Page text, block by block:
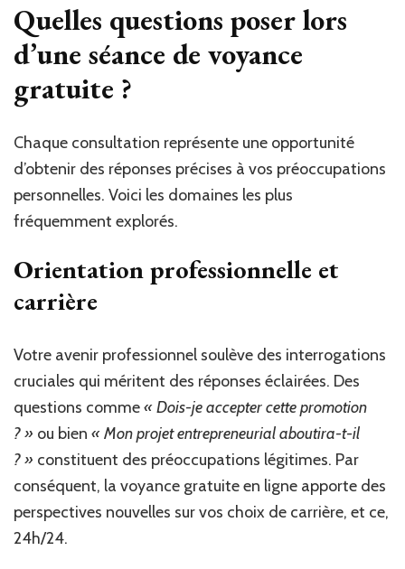
Quelles questions poser lors
d’une séance de voyance
gratuite ?
Chaque consultation représente une opportunité
d’obtenir des réponses précises à vos préoccupations
personnelles. Voici les domaines les plus
fréquemment explorés.
Orientation professionnelle et
carrière
Votre avenir professionnel soulève des interrogations
cruciales qui méritent des réponses éclairées. Des
questions comme« Dois-je accepter cette promotion
? » ou bien « Mon projet entrepreneurial aboutira-t-il
? » constituent des préoccupations légitimes. Par
conséquent, la voyance gratuite en ligne apporte des
perspectives nouvelles sur vos choix de carrière, et ce,
24h/24.